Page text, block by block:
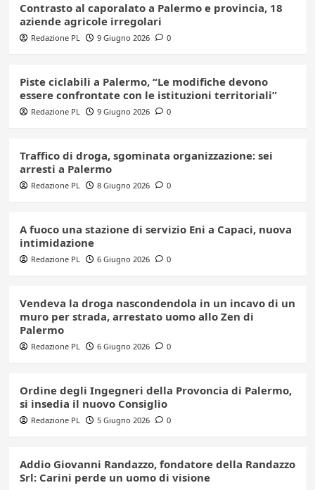
Contrasto al caporalato a Palermo e provincia, 18
aziende agricole irregolari
Redazione PL 9 Giugno 2026 0
Piste ciclabili a Palermo, “Le modifiche devono
essere confrontate con le istituzioni territoriali”
Redazione PL 9 Giugno 2026 0
Traffico di droga, sgominata organizzazione: sei
arresti a Palermo
Redazione PL 8 Giugno 2026 0
A fuoco una stazione di servizio Eni a Capaci, nuova
intimidazione
Redazione PL 6 Giugno 2026 0
Vendeva la droga nascondendola in un incavo di un
muro per strada, arrestato uomo allo Zen di
Palermo
Redazione PL 6 Giugno 2026 0
Ordine degli Ingegneri della Provoncia di Palermo,
si insedia il nuovo Consiglio
Redazione PL 5 Giugno 2026 0
Addio Giovanni Randazzo, fondatore della Randazzo
Srl: Carini perde un uomo di visione